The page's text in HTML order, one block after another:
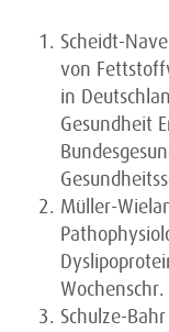
Scheidt-
von
in
Gesundheit
Müller-
Schulze-